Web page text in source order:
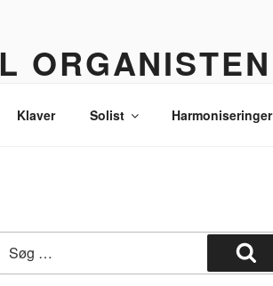
ORGANISTEN
Klaver Solist Harmoniseringer
efter:
Søg